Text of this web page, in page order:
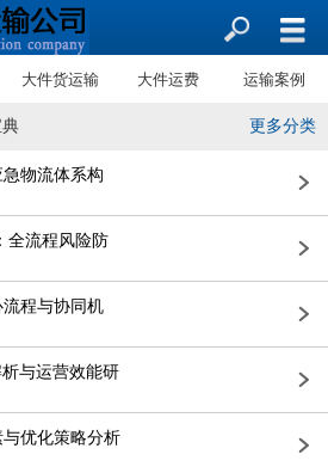
大件货运输 大件运费 运输案例
更多分类
物流体系构
全流程风险防
程与协同机
与运营效能研
优化策略分析